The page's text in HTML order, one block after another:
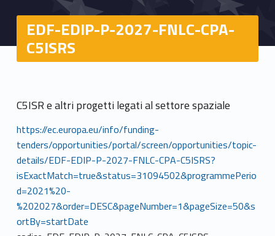
EDF-EDIP-P-2027-FNLC-CPA-
C5ISRS
C5ISR e altri progetti legati al settore spaziale
https://ec.europa.eu/info/funding-
tenders/opportunities/portal/screen/opportunities/topic-
details/EDF-EDIP-P-2027-FNLC-CPA-C5ISRS?
isExactMatch=true&status=31094502&programmePerio
d=2021%20-
%202027&order=DESC&pageNumber=1&pageSize=50&s
ortBy=startDate